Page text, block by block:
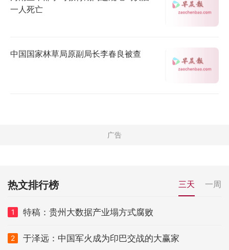
一人死亡
中国国家林草局原副局长李春良被查
热文排行榜 三天 一周
1 特稿：贵州大数据产业塌方式腐败
2 于泽远：中国军火成为印巴交战的大赢家